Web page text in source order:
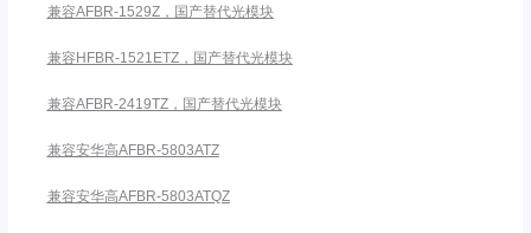
兼容AFBR-1529Z，国产替代光模块
兼容HFBR-1521ETZ，国产替代光模块
兼容AFBR-2419TZ，国产替代光模块
兼容安华高AFBR-5803ATZ
兼容安华高AFBR-5803ATQZ